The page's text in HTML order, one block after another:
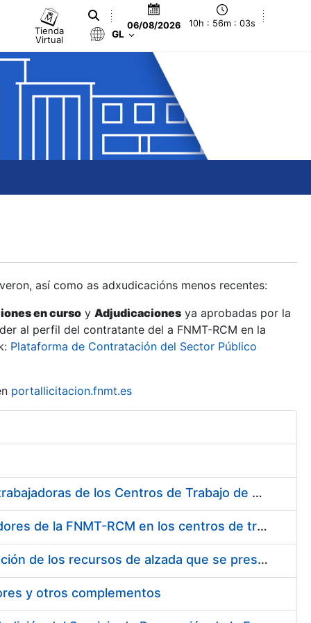
Tienda
Virtual
06/08/2026 10h : 56m : 04s
GL
así como as adxudicacións menos recentes:
en curso y Adjudicaciones ya aprobadas por la
al perfil del contratante del a FNMT-RCM en la
Plataforma de Contratación del Sector Público
portallicitacion.fnmt.es
Suministro de Protectores Auditivos a medida para las personas trabajadoras de los Centros de Trabajo de Madrid y Burgos
Suministro de gafas graduadas antiproyecciones para los trabajadores de la FNMT-RCM en los centros de trabajo de Madrid y Burgos
Servicios de una empresa externa para el asesoramiento y resolución de los recursos de alzada que se presentan relacionados con procesos de selección para la FNMT-RCM
y otros complementos